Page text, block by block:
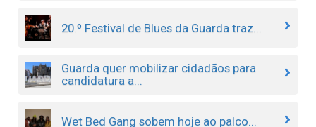
20.º Festival de Blues da Guarda traz...
Guarda quer mobilizar cidadãos para
candidatura a...
Wet Bed Gang sobem hoje ao palco...